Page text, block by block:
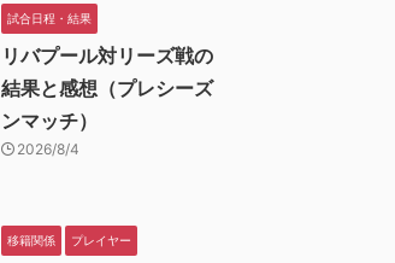
試合日程・結果
リバプール対リーズ戦の
結果と感想（プレシーズ
ンマッチ）
2026/8/4
移籍関係 プレイヤー